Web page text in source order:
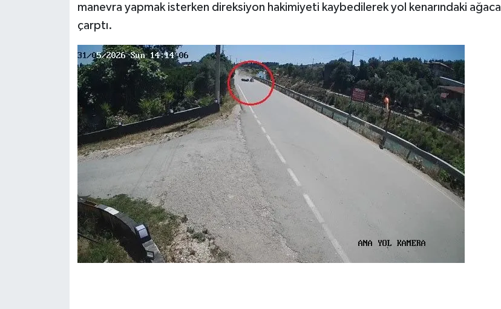
manevra yapmak isterken direksiyon hakimiyeti kaybedilerek yol kenarındaki ağaca
çarptı.